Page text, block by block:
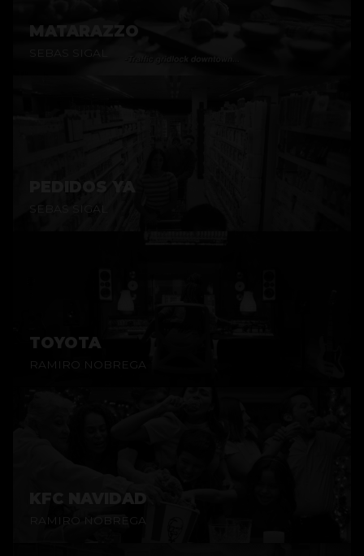
MATARAZZO
PEDIDOS YA
SEBAS SIGAL
TOYOTA
RAMIRO NOBREGA
KFC NAVIDAD
RAMIRO NOBREGA